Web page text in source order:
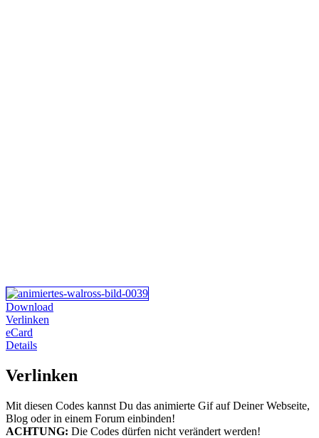
Download
Verlinken
eCard
Details
Verlinken
Mit diesen Codes kannst Du das animierte Gif auf Deiner Webseite,
Blog oder in einem Forum einbinden!
ACHTUNG: Die Codes dürfen nicht verändert werden!